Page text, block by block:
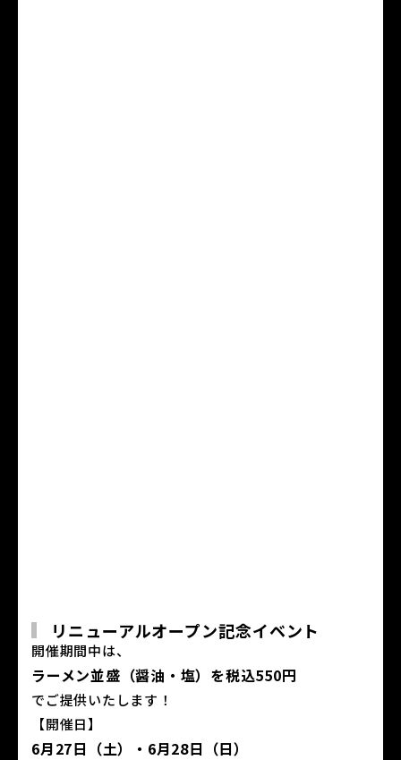
リニューアルオープン記念イベント
開催期間中は、
ラーメン並盛（醤油・塩）を税込550円
でご提供いたします！
【開催日】
6月27日（土）・6月28日（日）